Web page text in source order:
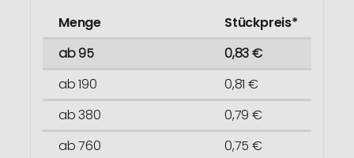
Menge
Stückpreis*
ab 95
0,83 €
ab 190
0,81 €
ab 380
0,79 €
ab 760
0,75 €